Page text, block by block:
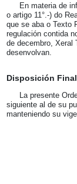
En materia de
o artigo 11°.-) do
que se aba o Texto
regulación contida
de decembro, Xeral
desenvolvan.
Disposición
La presente
siguiente al de su
manteniendo su